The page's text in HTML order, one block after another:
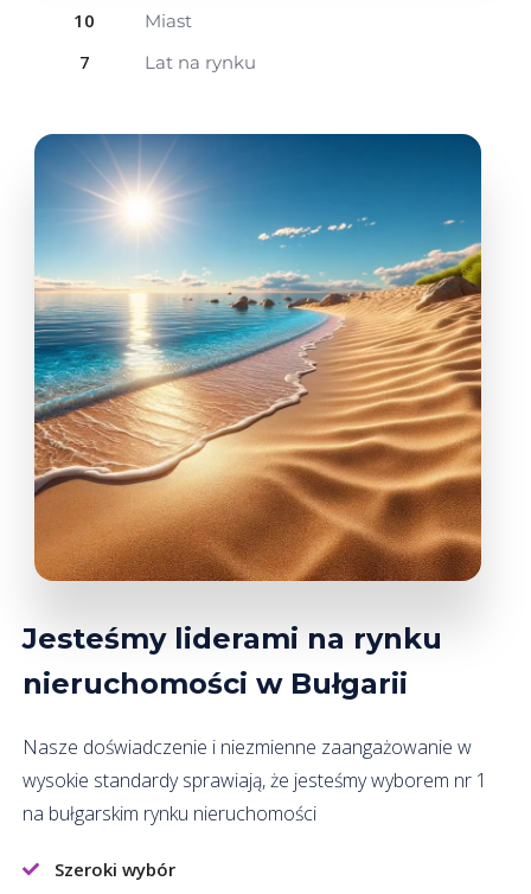
10 Miast
7 Lat na rynku
Jesteśmy liderami na rynku
nieruchomości w Bułgarii
Nasze doświadczenie i niezmienne zaangażowanie w
wysokie standardy sprawiają, że jesteśmy wyborem nr 1
na bułgarskim rynku nieruchomości
Szeroki wybór